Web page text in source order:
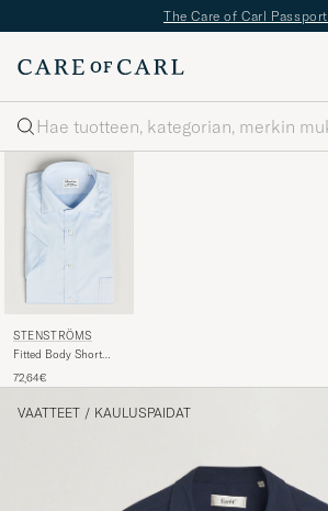
The Care of Carl Passport
Haku
STENSTRÖMS
Fitted Body Short
Light Blue
72,64€
VAATTEET / KAULUSPAIDAT